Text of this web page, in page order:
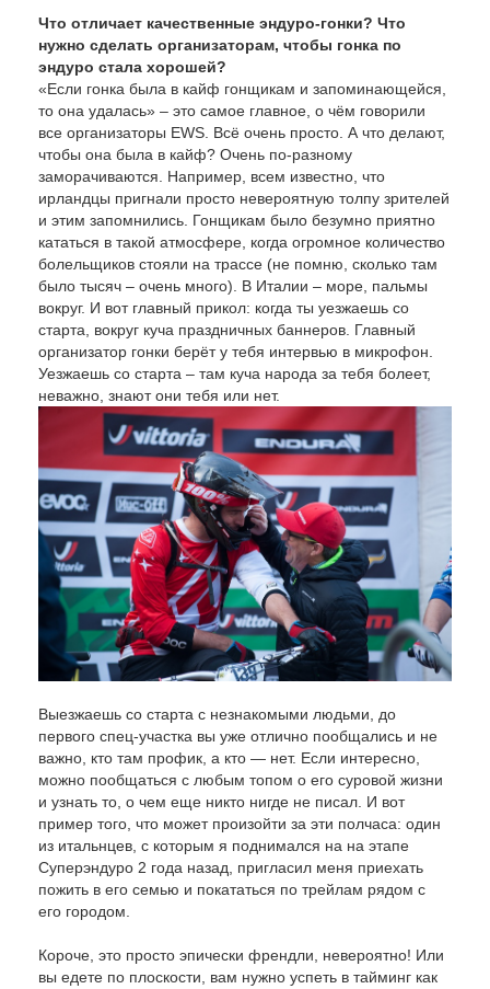
Что отличает качественные эндуро-гонки? Что
нужно сделать организаторам, чтобы гонка по
эндуро стала хорошей?
«Если гонка была в кайф гонщикам и запоминающейся,
то она удалась» – это самое главное, о чём говорили
все организаторы EWS. Всё очень просто. А что делают,
чтобы она была в кайф? Очень по-разному
заморачиваются. Например, всем известно, что
ирландцы пригнали просто невероятную толпу зрителей
и этим запомнились. Гонщикам было безумно приятно
кататься в такой атмосфере, когда огромное количество
болельщиков стояли на трассе (не помню, сколько там
было тысяч – очень много). В Италии – море, пальмы
вокруг. И вот главный прикол: когда ты уезжаешь со
старта, вокруг куча праздничных баннеров. Главный
организатор гонки берёт у тебя интервью в микрофон.
Уезжаешь со старта – там куча народа за тебя болеет,
неважно, знают они тебя или нет.
Выезжаешь со старта с незнакомыми людьми, до
первого спец-участка вы уже отлично пообщались и не
важно, кто там профик, а кто — нет. Если интересно,
можно пообщаться с любым топом о его суровой жизни
и узнать то, о чем еще никто нигде не писал. И вот
пример того, что может произойти за эти полчаса: один
из итальнцев, с которым я поднимался на на этапе
Суперэндуро 2 года назад, пригласил меня приехать
пожить в его семью и покататься по трейлам рядом с
его городом.
Короче, это просто эпически френдли, невероятно! Или
вы едете по плоскости, вам нужно успеть в тайминг как